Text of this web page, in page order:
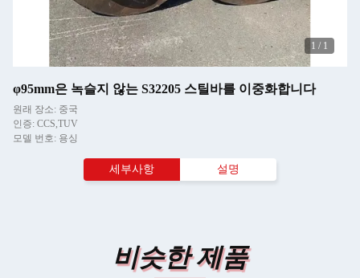
1 / 1
φ95mm은 녹슬지 않는 S32205 스틸바를 이중화합니다
원래 장소: 중국
인증: CCS,TUV
모델 번호: 용싱
세부사항 설명
비슷한 제품